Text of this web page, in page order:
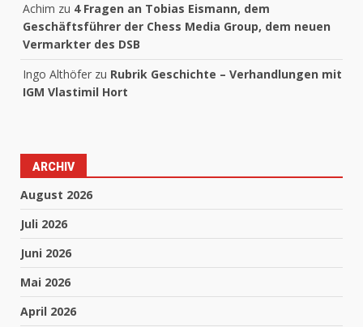
Achim zu 4 Fragen an Tobias Eismann, dem
Geschäftsführer der Chess Media Group, dem neuen
Vermarkter des DSB
Ingo Althöfer zu Rubrik Geschichte – Verhandlungen mit
IGM Vlastimil Hort
ARCHIV
August 2026
Juli 2026
Juni 2026
Mai 2026
April 2026